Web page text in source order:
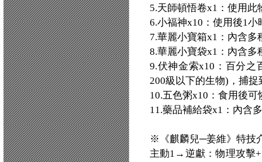
5.天師頓悟卷x1：使用
6.小福神x10：使用後1
7.華麗小寶箱x1：內含
8.華麗小寶袋x1：內含多
9.伏神金索x10：百分之
200級以下的生物)，捕
10.五色粥x10：食用後可
11.藥品補給袋x1：內含
※《麒麟兒─姜維》特技
主動1→逆獻：物理攻擊